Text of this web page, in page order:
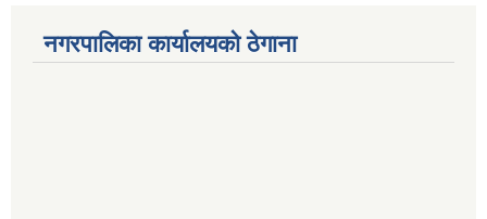
देव विकास बैंक, बाह्रविसे
011401005
नगरपालिका कार्यालयको ठेगाना